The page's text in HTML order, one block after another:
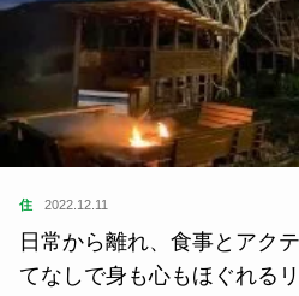
住 2022.12.11
日常から離れ、食事とアク
てなしで身も心もほぐれる